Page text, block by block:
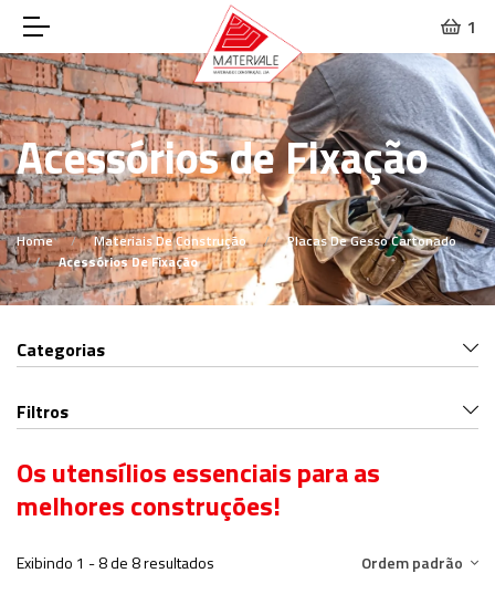
1
Acessórios de Fixação
Home Materiais De Construção
Placas De Gesso Cartonado
Acessórios De Fixação
Categorias
Filtros
Os utensílios essenciais para as
melhores construções!
Exibindo 1 - 8 de 8 resultados Ordem padrão